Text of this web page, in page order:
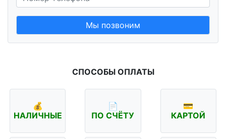
Мы позвоним
СПОСОБЫ ОПЛАТЫ
💰
НАЛИЧНЫЕ
📄
ПО СЧЁТУ
💳
КАРТОЙ